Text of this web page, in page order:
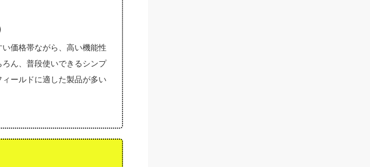
価格帯ながら、高い機能性
ん、普段使いできるシンプ
ールドに適した製品が多い